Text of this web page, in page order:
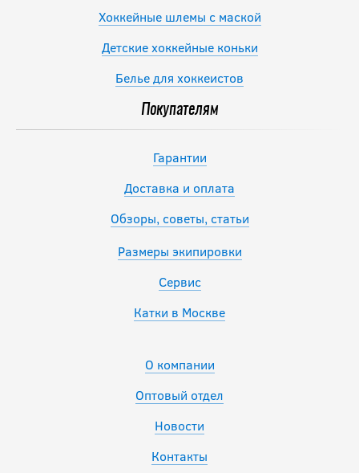
Хоккейные шлемы с маской
Детские хоккейные коньки
Белье для хоккеистов
Покупателям
Гарантии
Доставка и оплата
Обзоры, советы, статьи
Размеры экипировки
Сервис
Катки в Москве
О компании
Оптовый отдел
Новости
Контакты